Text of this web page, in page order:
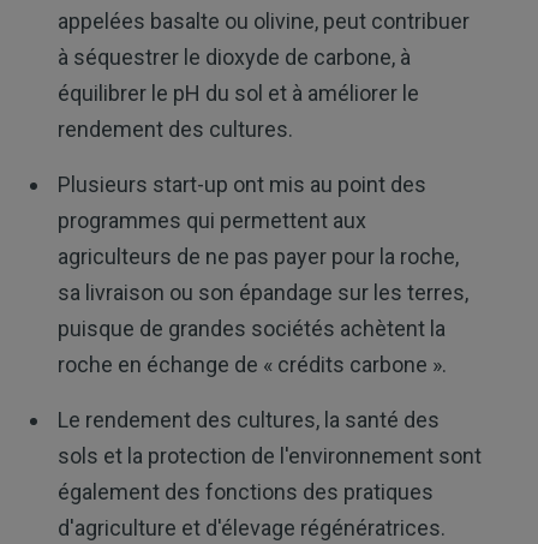
appelées basalte ou olivine, peut contribuer
à séquestrer le dioxyde de carbone, à
équilibrer le pH du sol et à améliorer le
rendement des cultures.
Plusieurs start-up ont mis au point des
programmes qui permettent aux
agriculteurs de ne pas payer pour la roche,
sa livraison ou son épandage sur les terres,
puisque de grandes sociétés achètent la
roche en échange de « crédits carbone ».
Le rendement des cultures, la santé des
sols et la protection de l'environnement sont
également des fonctions des pratiques
d'agriculture et d'élevage régénératrices.